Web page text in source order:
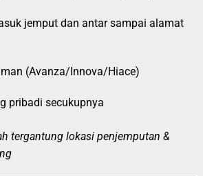
jemput dan antar sampai alamat
(Avanza/Innova/Hiace)
pribadi secukupnya
tergantung lokasi penjemputan &